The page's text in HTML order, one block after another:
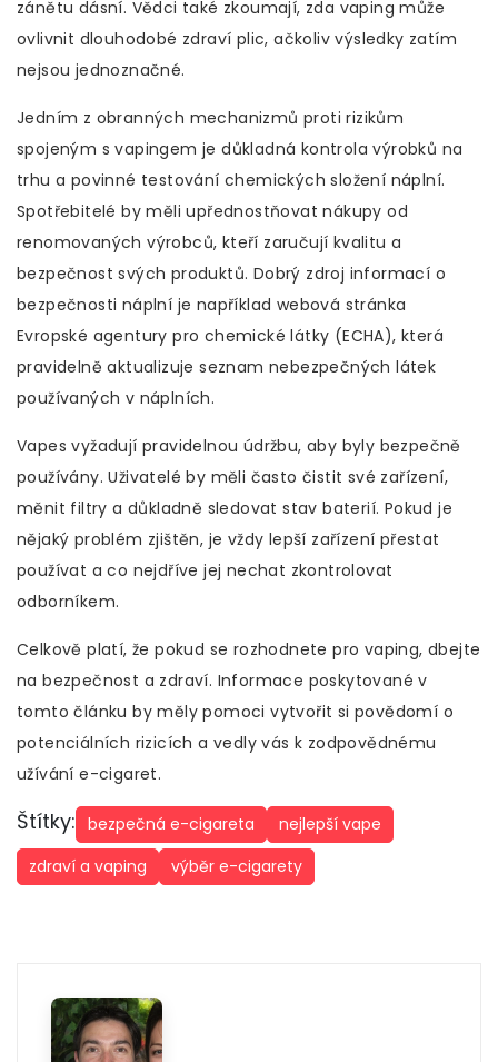
zánětu dásní. Vědci také zkoumají, zda vaping může
ovlivnit dlouhodobé zdraví plic, ačkoliv výsledky zatím
nejsou jednoznačné.
Jedním z obranných mechanizmů proti rizikům
spojeným s vapingem je důkladná kontrola výrobků na
trhu a povinné testování chemických složení náplní.
Spotřebitelé by měli upřednostňovat nákupy od
renomovaných výrobců, kteří zaručují kvalitu a
bezpečnost svých produktů. Dobrý zdroj informací o
bezpečnosti náplní je například webová stránka
Evropské agentury pro chemické látky (ECHA), která
pravidelně aktualizuje seznam nebezpečných látek
používaných v náplních.
Vapes vyžadují pravidelnou údržbu, aby byly bezpečně
používány. Uživatelé by měli často čistit své zařízení,
měnit filtry a důkladně sledovat stav baterií. Pokud je
nějaký problém zjištěn, je vždy lepší zařízení přestat
používat a co nejdříve jej nechat zkontrolovat
odborníkem.
Celkově platí, že pokud se rozhodnete pro vaping, dbejte
na bezpečnost a zdraví. Informace poskytované v
tomto článku by měly pomoci vytvořit si povědomí o
potenciálních rizicích a vedly vás k zodpovědnému
užívání e-cigaret.
Štítky: bezpečná e-cigareta
nejlepší vape
zdraví a vaping
výběr e-cigarety